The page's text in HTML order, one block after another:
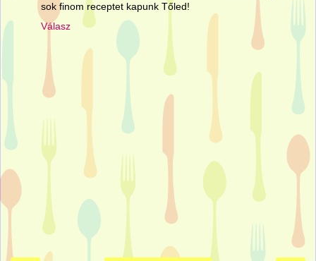
sok finom receptet kapunk Tőled!
Válasz